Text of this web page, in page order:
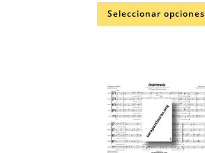
Seleccionar opciones